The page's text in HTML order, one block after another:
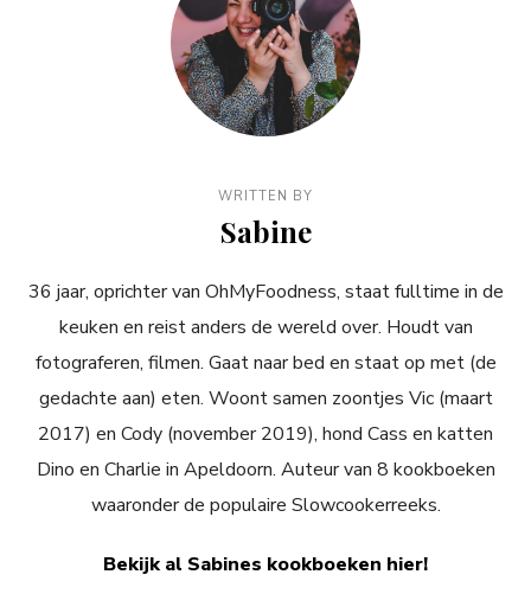
WRITTEN BY
Sabine
36 jaar, oprichter van OhMyFoodness, staat fulltime in de
keuken en reist anders de wereld over. Houdt van
fotograferen, filmen. Gaat naar bed en staat op met (de
gedachte aan) eten. Woont samen zoontjes Vic (maart
2017) en Cody (november 2019), hond Cass en katten
Dino en Charlie in Apeldoorn. Auteur van 8 kookboeken
waaronder de populaire Slowcookerreeks.
Bekijk al Sabines kookboeken hier!